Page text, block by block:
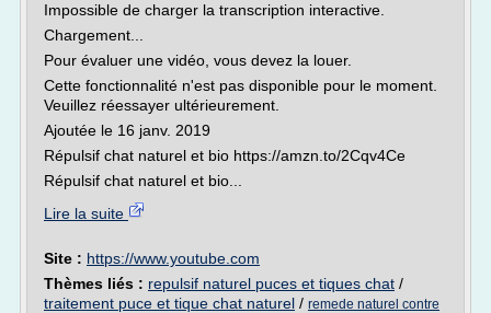
Impossible de charger la transcription interactive.
Chargement...
Pour évaluer une vidéo, vous devez la louer.
Cette fonctionnalité n'est pas disponible pour le moment.
Veuillez réessayer ultérieurement.
Ajoutée le 16 janv. 2019
Répulsif chat naturel et bio https://amzn.to/2Cqv4Ce
Répulsif chat naturel et bio...
Lire la suite
Site : https://www.youtube.com
Thèmes liés : repulsif naturel puces et tiques chat /
traitement puce et tique chat naturel / remede naturel contre